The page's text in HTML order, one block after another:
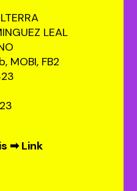
LEAL
MOBI, FB2
➡Link